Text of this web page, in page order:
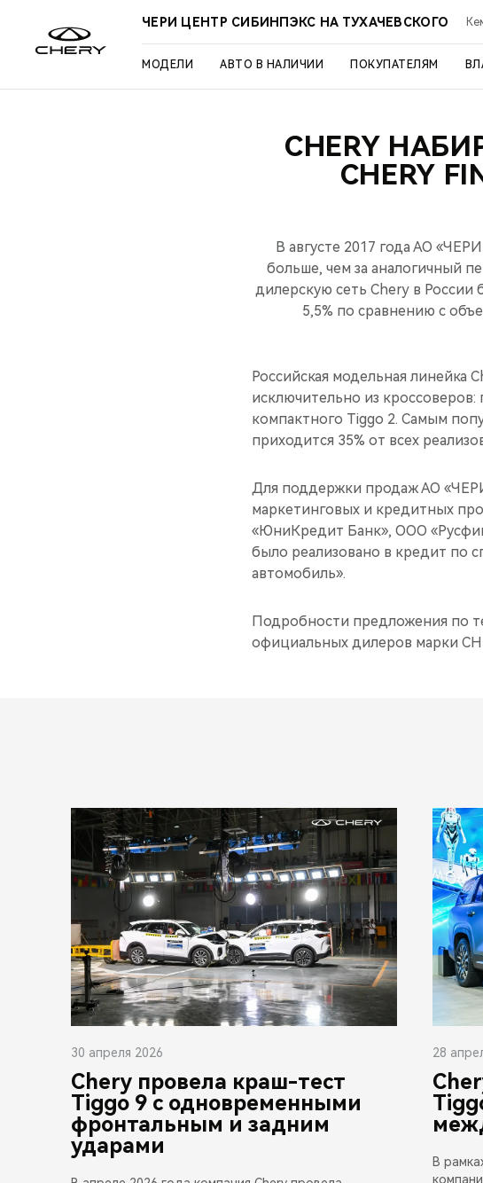
ЧЕРИ ЦЕНТР СИБИНПЭКС НА ТУХАЧЕВСКОГО
МОДЕЛИ АВТО В НАЛИЧИИ ПОКУПАТЕЛЯМ
CHERY
CHERY
В августе 2017 года АО
больше, чем за аналогичный
дилерскую сеть Chery в
5,5% по сравнению с
Российская модельная линейка
исключительно из
компактного Tiggo 2. Самым
приходится 35% от всех
Для поддержки продаж АО
маркетинговых и кредитных
«ЮниКредит Банк», ООО
было реализовано в кредит по
автомобиль».
Подробности предложения по
официальных дилеров марки
30 апреля 2026
Chery провела краш-тест
Tiggo 9 с одновременными
фронтальным и задним
ударами
28
В